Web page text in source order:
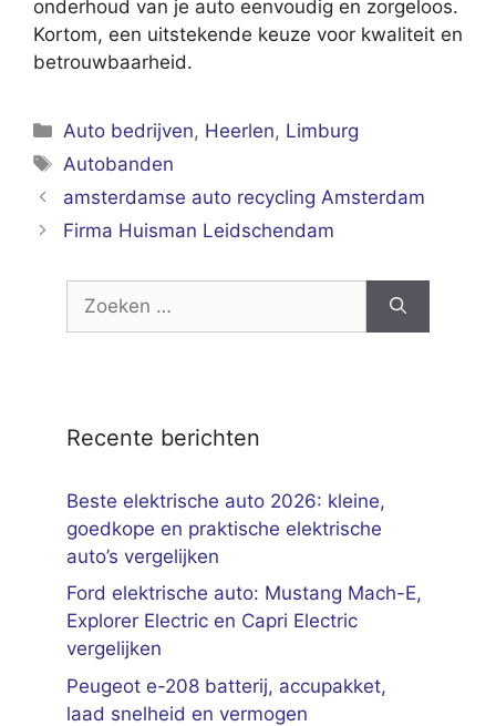
onderhoud van je auto eenvoudig en zorgeloos.
Kortom, een uitstekende keuze voor kwaliteit en
betrouwbaarheid.
Categorieën
Auto bedrijven, Heerlen, Limburg
Tags
Autobanden
amsterdamse auto recycling Amsterdam
Firma Huisman Leidschendam
naar:
Recente berichten
Beste elektrische auto 2026: kleine,
goedkope en praktische elektrische
auto’s vergelijken
Ford elektrische auto: Mustang Mach-E,
Explorer Electric en Capri Electric
vergelijken
Peugeot e-208 batterij, accupakket,
laad snelheid en vermogen